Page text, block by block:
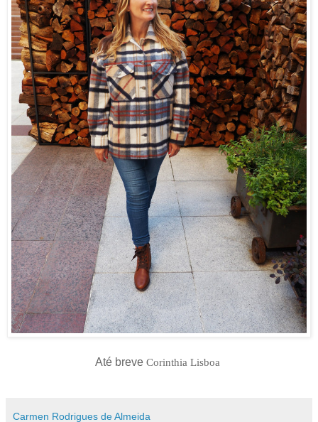
Até breve Corinthia Lisboa
Carmen Rodrigues de Almeida